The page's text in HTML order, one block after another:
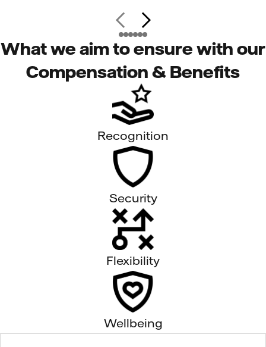
What we aim to ensure with our
Compensation & Benefits
Recognition
Security
Flexibility
Wellbeing